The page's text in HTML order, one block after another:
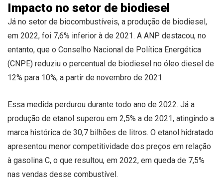
Impacto no setor de biodiesel
Já no setor de biocombustíveis, a produção de biodiesel,
em 2022, foi 7,6% inferior à de 2021. A ANP destacou, no
entanto, que o Conselho Nacional de Política Energética
(CNPE) reduziu o percentual de biodiesel no óleo diesel de
12% para 10%, a partir de novembro de 2021.
Essa medida perdurou durante todo ano de 2022. Já a
produção de etanol superou em 2,5% a de 2021, atingindo a
marca histórica de 30,7 bilhões de litros. O etanol hidratado
apresentou menor competitividade dos preços em relação
à gasolina C, o que resultou, em 2022, em queda de 7,5%
nas vendas desse combustível.